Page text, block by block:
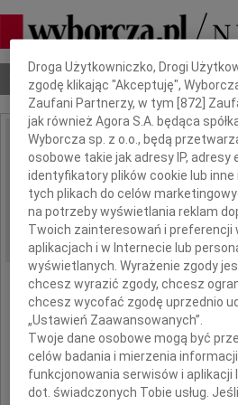
Nekrologi Odeszli Poradnik
IMIĘ I NAZWISKO: Jacek
REGION: Poznań
DATA EMISJI: 29.03.2011
żegnamy
Dbamy o Twoją prywatność
Droga Użytkowniczko, Drogi
zgodę klikając "Akceptuję",
Zaufani Partnerzy, w tym [872 ]
jak również Agora S.A. będąca
Wyborcza sp. z o.o., będą
osobowe takie jak adresy IP, adresy
identyfikatory plików cookie lub
tych plikach do celów
na potrzeby wyświetlania reklam
Twoich zainteresowań i preferencji
aplikacjach i w Internecie lub
wyświetlanych. Wyrażenie zgody
chcesz wyrazić zgody, chcesz
chcesz wycofać zgodę uprzednio
„Ustawień Zaawansowanych”.
Twoje dane osobowe mogą być
celów badania i mierzenia
funkcjonowania serwisów i aplikacji
dot. świadczonych Tobie usług.